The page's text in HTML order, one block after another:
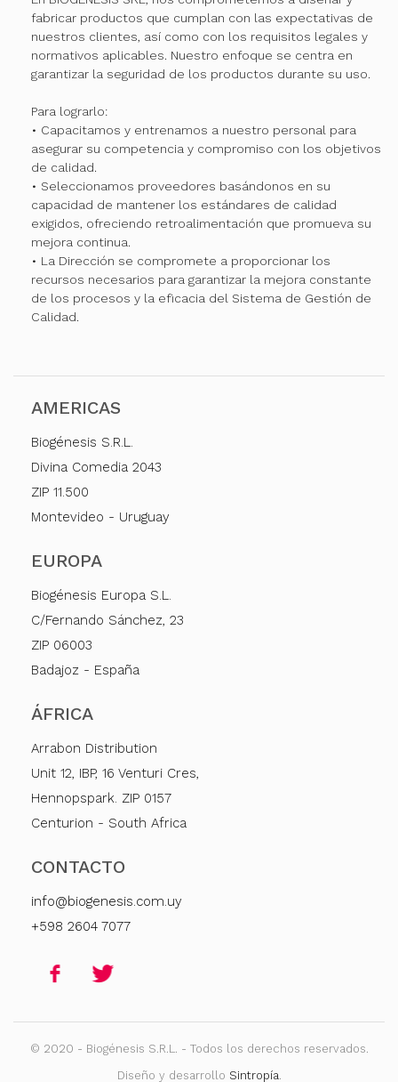
fabricar productos que cumplan con las expectativas de
nuestros clientes, así como con los requisitos legales y
normativos aplicables. Nuestro enfoque se centra en
garantizar la seguridad de los productos durante su uso.
Para lograrlo:
• Capacitamos y entrenamos a nuestro personal para
asegurar su competencia y compromiso con los objetivos
de calidad.
• Seleccionamos proveedores basándonos en su
capacidad de mantener los estándares de calidad
exigidos, ofreciendo retroalimentación que promueva su
mejora continua.
• La Dirección se compromete a proporcionar los
recursos necesarios para garantizar la mejora constante
de los procesos y la eficacia del Sistema de Gestión de
Calidad.
AMERICAS
Biogénesis S.R.L.
Divina Comedia 2043
ZIP 11.500
Montevideo - Uruguay
EUROPA
Biogénesis Europa S.L.
C/Fernando Sánchez, 23
ZIP 06003
Badajoz - España
ÁFRICA
Arrabon Distribution
Unit 12, IBP, 16 Venturi Cres,
Hennopspark. ZIP 0157
Centurion - South Africa
CONTACTO
info@biogenesis.com.uy
+598 2604 7077
© 2020 - Biogénesis S.R.L. - Todos los derechos reservados.
Diseño y desarrollo Sintropía